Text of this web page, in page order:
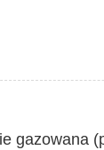
gazowana